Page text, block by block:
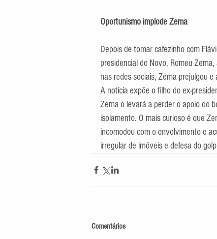
Oportunismo implode Zema
Depois de tomar cafezinho com
presidencial do Novo, Romeu
nas redes sociais, Zema prejulgou
A notícia expõe o filho do ex-
Zema o levará a perder o apoio do
isolamento. O mais curioso é que
incomodou com o envolvimento e
irregular de imóveis e defesa do
Comentários